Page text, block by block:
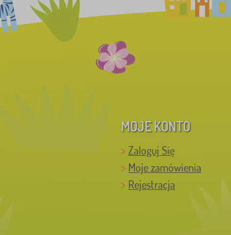
MOJE KONTO
Zaloguj Się
Moje zamówienia
Rejestracja